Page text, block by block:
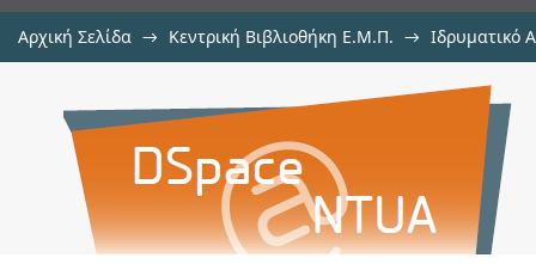
Αρχική Σελίδα → Κεντρική Βιβλιοθήκη Ε.Μ.Π. → Ιδρυματικό
Roughness characterization in